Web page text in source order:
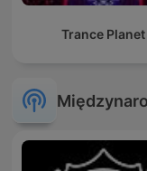
Trance Planet